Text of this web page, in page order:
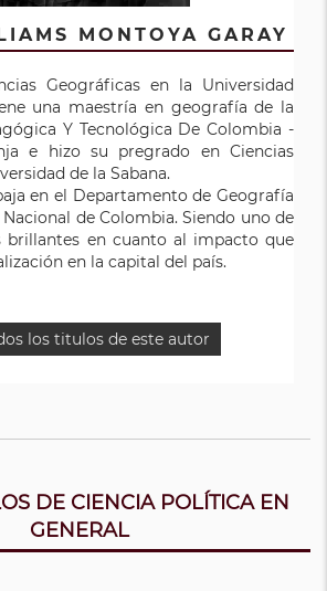
MONTOYA GARAY
Geográficas en la Universidad
una maestría en geografía de la
Y Tecnológica De Colombia -
e hizo su pregrado en Ciencias
de la Sabana.
en el Departamento de Geografía
de Colombia. Siendo uno de
brillantes en cuanto al impacto que
en la capital del país.
los titulos de este autor
DE CIENCIA POLÍTICA EN
GENERAL